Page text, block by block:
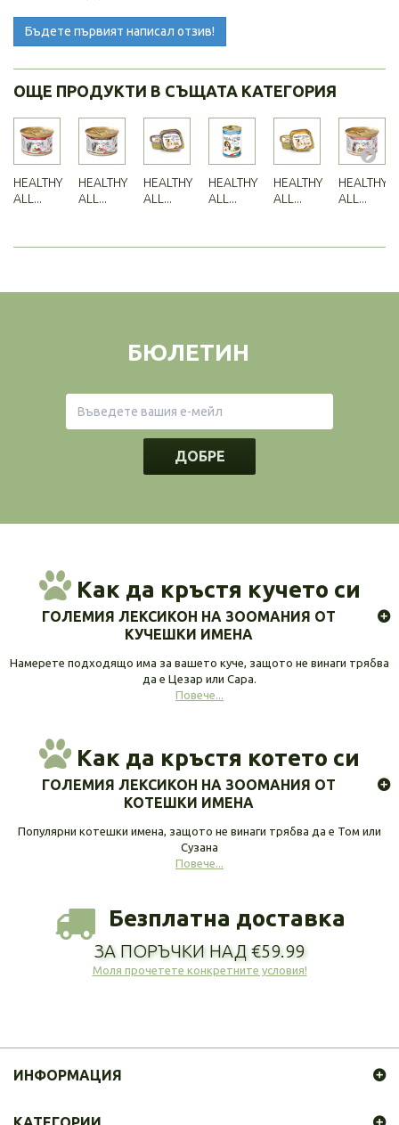
Бъдете първият написал отзив!
ОЩЕ ПРОДУКТИ В СЪЩАТА КАТЕГОРИЯ
HEALTHY
ALL...
HEALTHY
ALL...
HEALTHY
ALL...
HEALTHY
ALL...
HEALTHY
ALL...
HEALTHY
ALL...
БЮЛЕТИН
ДОБРЕ
Как да кръстя кучето си
ГОЛЕМИЯ ЛЕКСИКОН НА ЗООМАНИЯ ОТ
КУЧЕШКИ ИМЕНА
Намерете подходящо има за вашето куче, защото не винаги трябва
да е Цезар или Сара.
Повече...
Как да кръстя котето си
ГОЛЕМИЯ ЛЕКСИКОН НА ЗООМАНИЯ ОТ
КОТЕШКИ ИМЕНА
Популярни котешки имена, защото не винаги трябва да е Том или
Сузана
Повече...
Безплатна доставка
ЗА ПОРЪЧКИ НАД €59.99
Моля прочетете конкретните условия!
ИНФОРМАЦИЯ